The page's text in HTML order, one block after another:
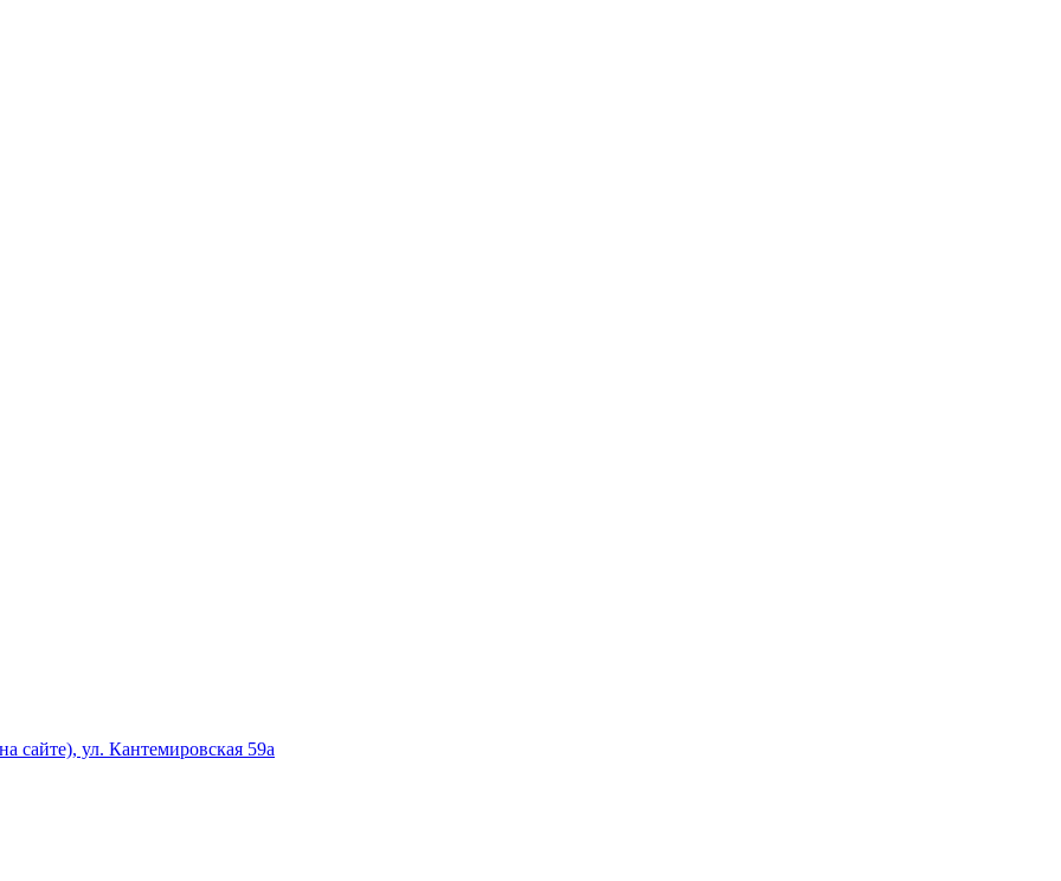
сайте), ул. Кантемировская 59а